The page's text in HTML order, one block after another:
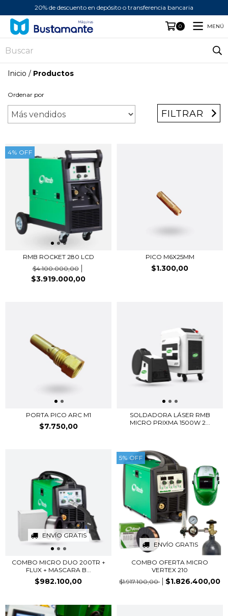
20% de descuento en depósito o transferencia bancaria
0 MENÚ
Inicio / Productos
Ordenar por
FILTRAR
4% OFF
RMB ROCKET 280 LCD
$4.100.000,00
$3.919.000,00
PICO M6X25MM
$1.300,00
PORTA PICO ARC M1
$7.750,00
SOLDADORA LÁSER RMB
MICRO PRIXMA 1500W 2...
ENVÍO GRATIS
COMBO MICRO DUO 200TR +
FLUX + MASCARA B...
$982.100,00
5% OFF
ENVÍO GRATIS
COMBO OFERTA MICRO
VERTEX 210
$1.917.100,00
$1.826.400,00